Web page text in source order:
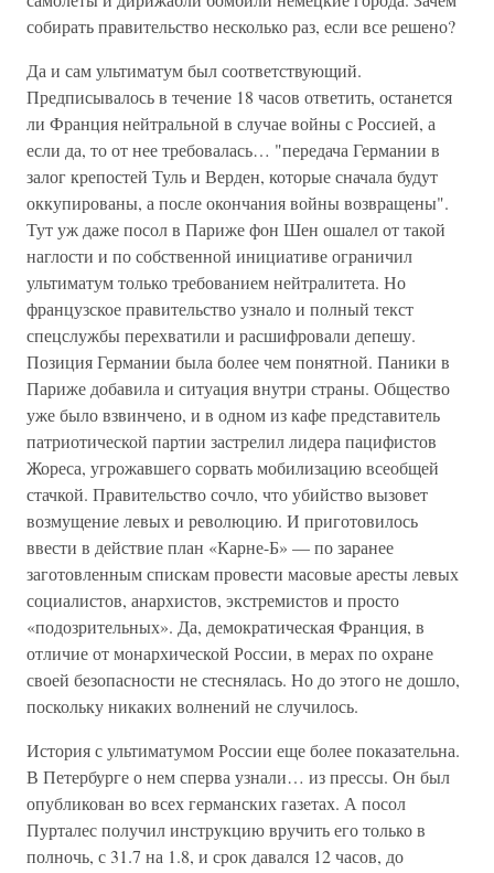
собирать правительство несколько раз, если все решено?
Да и сам ультиматум был соответствующий.
Предписывалось в течение 18 часов ответить, останется
ли Франция нейтральной в случае войны с Россией, а
если да, то от нее требовалась… "передача Германии в
залог крепостей Туль и Верден, которые сначала будут
оккупированы, а после окончания войны возвращены".
Тут уж даже посол в Париже фон Шен ошалел от такой
наглости и по собственной инициативе ограничил
ультиматум только требованием нейтралитета. Но
французское правительство узнало и полный текст
спецслужбы перехватили и расшифровали депешу.
Позиция Германии была более чем понятной. Паники в
Париже добавила и ситуация внутри страны. Общество
уже было взвинчено, и в одном из кафе представитель
патриотической партии застрелил лидера пацифистов
Жореса, угрожавшего сорвать мобилизацию всеобщей
стачкой. Правительство сочло, что убийство вызовет
возмущение левых и революцию. И приготовилось
ввести в действие план «Карне-Б» — по заранее
заготовленным спискам провести масовые аресты левых
социалистов, анархистов, экстремистов и просто
«подозрительных». Да, демократическая Франция, в
отличие от монархической России, в мерах по охране
своей безопасности не стеснялась. Но до этого не дошло,
поскольку никаких волнений не случилось.
История с ультиматумом России еще более показательна.
В Петербурге о нем сперва узнали… из прессы. Он был
опубликован во всех германских газетах. А посол
Пурталес получил инструкцию вручить его только в
полночь, с 31.7 на 1.8, и срок давался 12 часов, до